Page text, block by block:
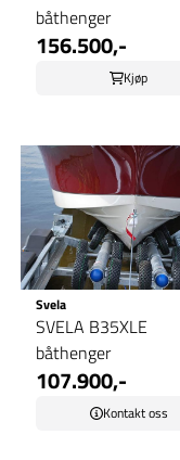
båthenger
156.500,-
Kjøp
Svela
SVELA B35XLE
båthenger
107.900,-
Kontakt oss